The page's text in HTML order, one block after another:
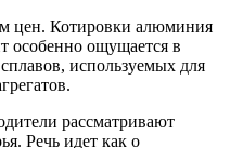
цен. Котировки алюминия
особенно ощущается в
используемых для
рассматривают
Речь идет как о